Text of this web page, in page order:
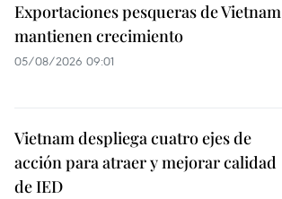
Exportaciones pesqueras de Vietnam
mantienen crecimiento
05/08/2026 09:01
Vietnam despliega cuatro ejes de
acción para atraer y mejorar calidad
de IED